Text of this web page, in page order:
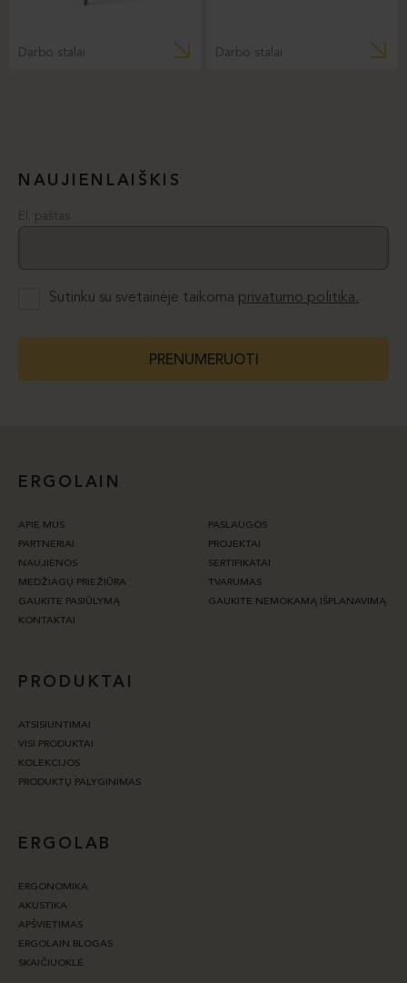
Darbo stalai Darbo stalai
NAUJIENLAIŠKIS
El. paštas
Sutinku su svetainėje taikoma privatumo politika.
PRENUMERUOTI
ERGOLAIN
APIE MUS
PASLAUGOS
PARTNERIAI
PROJEKTAI
NAUJIENOS
SERTIFIKATAI
MEDŽIAGŲ PRIEŽIŪRA
TVARUMAS
GAUKITE PASIŪLYMĄ
GAUKITE NEMOKAMĄ IŠPLANAVIMĄ
KONTAKTAI
PRODUKTAI
ATSISIUNTIMAI
VISI PRODUKTAI
KOLEKCIJOS
PRODUKTŲ PALYGINIMAS
ERGOLAB
ERGONOMIKA
AKUSTIKA
APŠVIETIMAS
ERGOLAIN BLOGAS
SKAIČIUOKLĖ